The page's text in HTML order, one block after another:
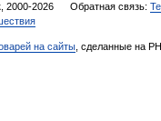
2000-2026 Обратная связь:
на сайты , сделанные на